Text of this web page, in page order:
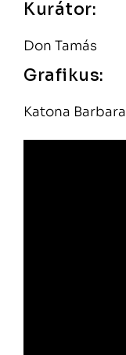
Kurátor:
Don Tamás
Grafikus:
Katona Barbara